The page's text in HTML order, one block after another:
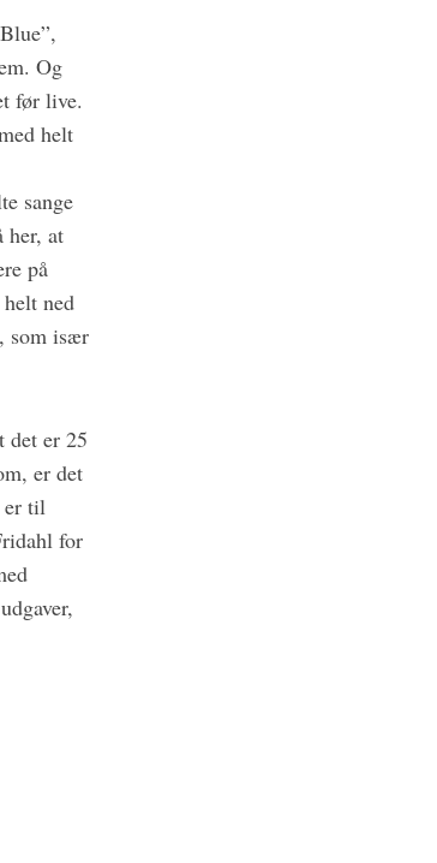
Og
før live.
helt
sange
her, at
på
ned
som især
det er 25
er det
er til
for